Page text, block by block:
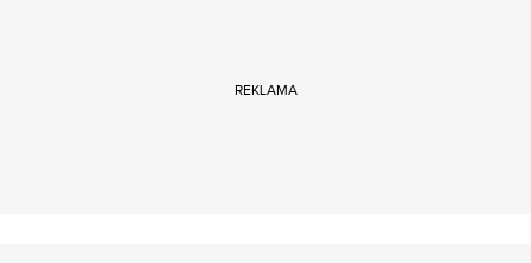
REKLAMA